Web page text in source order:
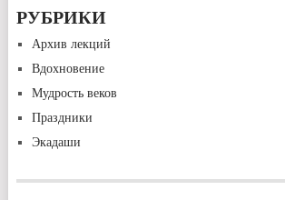
РУБРИКИ
Архив лекций
Вдохновение
Мудрость веков
Праздники
Экадаши